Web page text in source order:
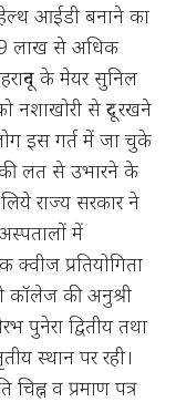
आईडी बनाने का
लाख से अधिक
के मेयर सुनिल
नशाखोरी से दूर रखने
इस गर्त में जा चुके
लत से उभारने के
राज्य सरकार ने
में
क्वीज प्रतियोगिता
की अनुश्री
पुनेरा द्वितीय तथा
स्थान पर रही।
व प्रमाण पत्र